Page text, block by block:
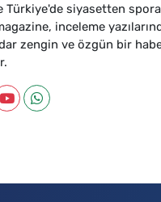
Türkiye'de siyasetten
inceleme
zengin ve özgün bir